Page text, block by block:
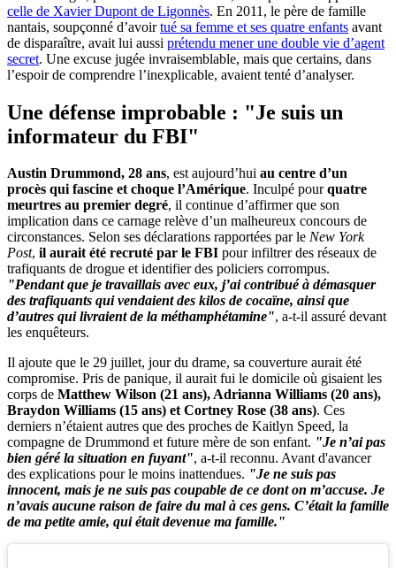
celle de Xavier Dupont de Ligonnès. En 2011, le père de famille
nantais, soupçonné d’avoirtué sa femme et ses quatre enfants avant
de disparaître, avait lui aussi prétendu mener une double vie d’agent
secret. Une excuse jugée invraisemblable, mais que certains, dans
l’espoir de comprendre l’inexplicable, avaient tenté d’analyser.
Une défense improbable : "Je suis un
informateur du FBI"
Austin Drummond, 28 ans, est aujourd’hui au centre d’un
procès qui fascine et choque l’Amérique. Inculpé pourquatre
meurtres au premier degré, il continue d’affirmer que son
implication dans ce carnage relève d’un malheureux concours de
circonstances. Selon ses déclarations rapportées par le New York
Post, il aurait été recruté par le FBI pour infiltrer des réseaux de
trafiquants de drogue et identifier des policiers corrompus.
"Pendant que je travaillais avec eux, j’ai contribué à démasquer
des trafiquants qui vendaient des kilos de cocaïne, ainsi que
d’autres qui livraient de la méthamphétamine", a-t-il assuré devant
les enquêteurs.
Il ajoute que le 29 juillet, jour du drame, sa couverture aurait été
compromise. Pris de panique, il aurait fui le domicile où gisaient les
corps de Matthew Wilson (21 ans), Adrianna Williams (20 ans),
Braydon Williams (15 ans) et Cortney Rose (38 ans). Ces
derniers n’étaient autres que des proches de Kaitlyn Speed, la
compagne de Drummond et future mère de son enfant. "Je n’ai pas
bien géré la situation en fuyant", a-t-il reconnu. Avant d'avancer
des explications pour le moins inattendues. "Je ne suis pas
innocent, mais je ne suis pas coupable de ce dont on m’accuse. Je
n’avais aucune raison de faire du mal à ces gens. C’était la famille
de ma petite amie, qui était devenue ma famille."